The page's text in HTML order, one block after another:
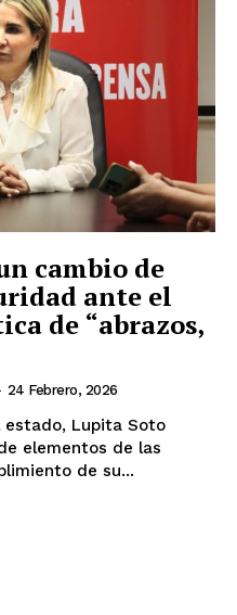
cambio de
ante el
de “abrazos,
24 Febrero, 2026
estado, Lupita Soto
elementos de las
de su...